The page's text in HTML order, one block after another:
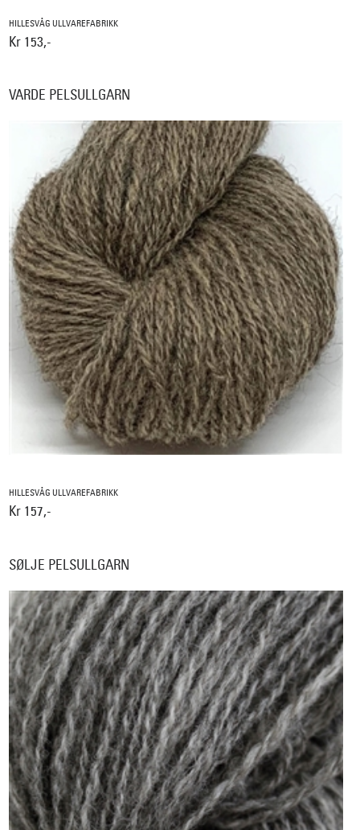
HILLESVÅG ULLVAREFABRIKK
Kr 153,-
VARDE PELSULLGARN
HILLESVÅG ULLVAREFABRIKK
Kr 157,-
SØLJE PELSULLGARN